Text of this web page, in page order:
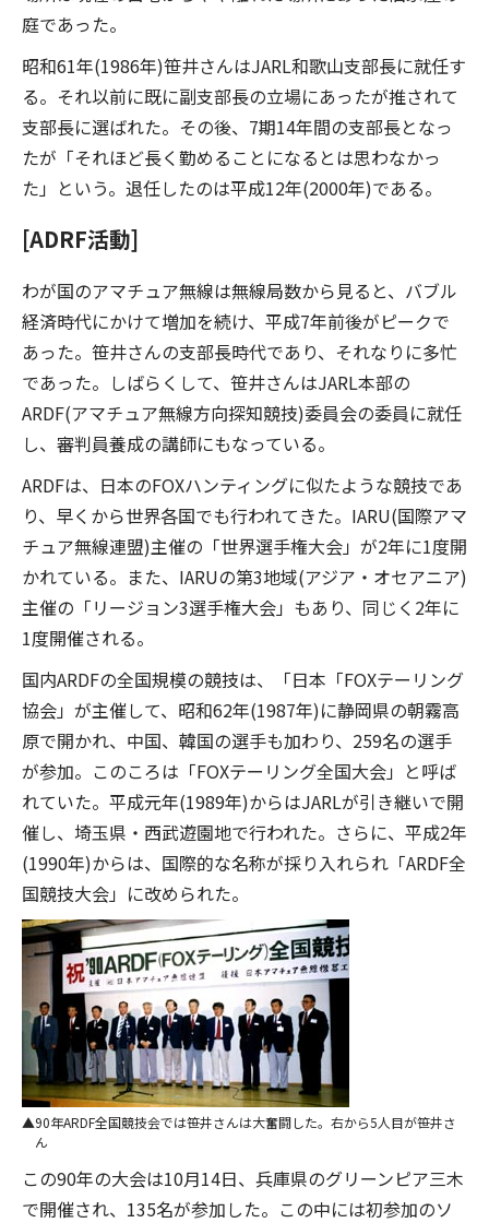
庭であった。
昭和61年(1986年)笹井さんはJARL和歌山支部長に就任す
る。それ以前に既に副支部長の立場にあったが推されて
支部長に選ばれた。その後、7期14年間の支部長となっ
たが「それほど長く勤めることになるとは思わなかっ
た」という。退任したのは平成12年(2000年)である。
[ADRF活動]
わが国のアマチュア無線は無線局数から見ると、バブル
経済時代にかけて増加を続け、平成7年前後がピークで
あった。笹井さんの支部長時代であり、それなりに多忙
であった。しばらくして、笹井さんはJARL本部の
ARDF(アマチュア無線方向探知競技)委員会の委員に就任
し、審判員養成の講師にもなっている。
ARDFは、日本のFOXハンティングに似たような競技であ
り、早くから世界各国でも行われてきた。IARU(国際アマ
チュア無線連盟)主催の「世界選手権大会」が2年に1度開
かれている。また、IARUの第3地域(アジア・オセアニア)
主催の「リージョン3選手権大会」もあり、同じく2年に
1度開催される。
国内ARDFの全国規模の競技は、「日本「FOXテーリング
協会」が主催して、昭和62年(1987年)に静岡県の朝霧高
原で開かれ、中国、韓国の選手も加わり、259名の選手
が参加。このころは「FOXテーリング全国大会」と呼ば
れていた。平成元年(1989年)からはJARLが引き継いで開
催し、埼玉県・西武遊園地で行われた。さらに、平成2年
(1990年)からは、国際的な名称が採り入れられ「ARDF全
国競技大会」に改められた。
90年ARDF全国競技会では笹井さんは大奮闘した。右から5人目が笹井さ
ん
この90年の大会は10月14日、兵庫県のグリーンピア三木
で開催され、135名が参加した。この中には初参加のソ